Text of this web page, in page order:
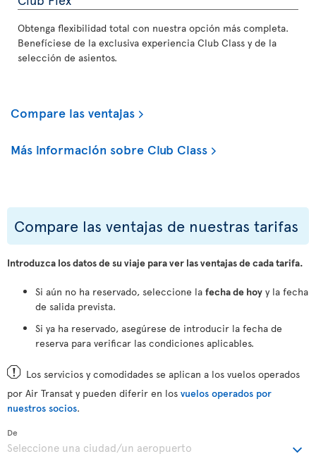
Obtenga flexibilidad total con nuestra opción más completa.
Benefíciese de la exclusiva experiencia Club Class y de la
selección de asientos.
Compare las ventajas
Más información sobre Club Class
Compare las ventajas de nuestras tarifas
Introduzca los datos de su viaje para ver las ventajas de cada tarifa.
Si aún no ha reservado, seleccione la fecha de hoy y la fecha
de salida prevista.
Si ya ha reservado, asegúrese de introducir la fecha de
reserva para verificar las condiciones aplicables.
Los servicios y comodidades se aplican a los vuelos operados
por Air Transat y pueden diferir en los vuelos operados por
nuestros socios.
De